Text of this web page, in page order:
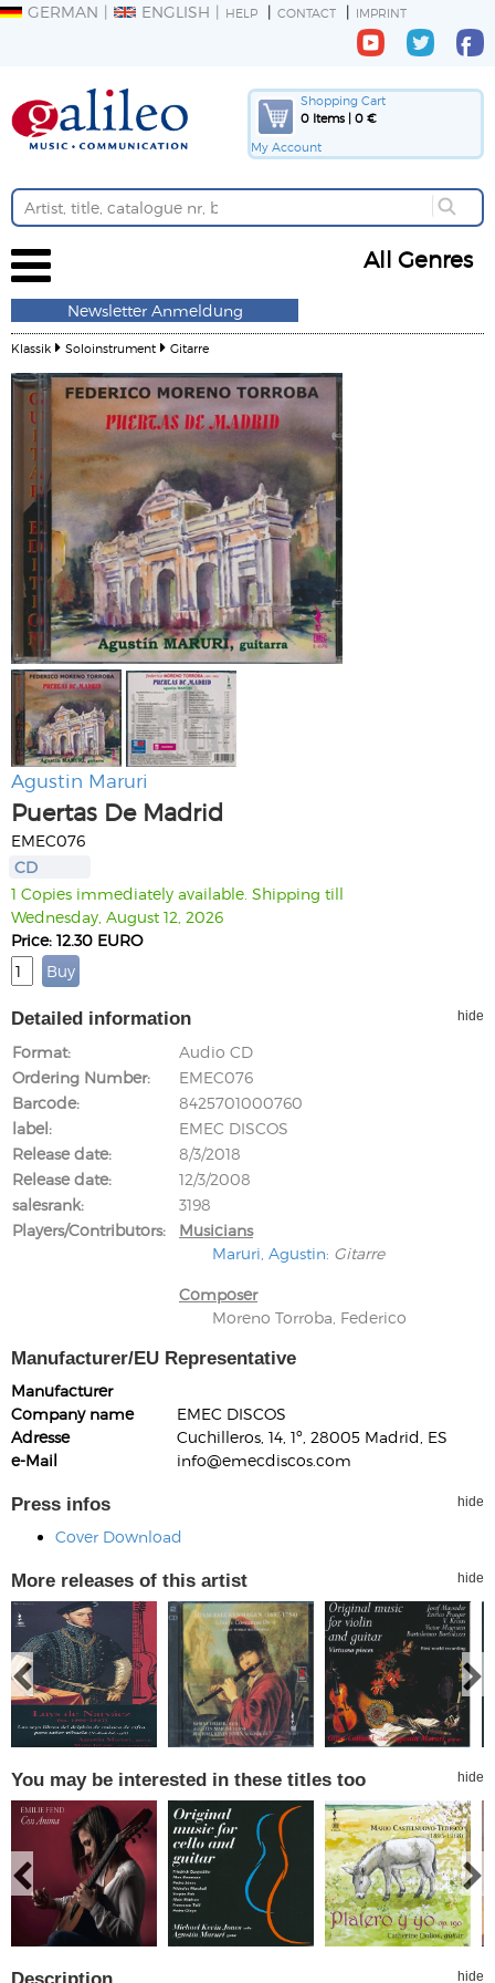
GERMAN ENGLISH HELP CONTACT IMPRINT
Shopping Cart
0 Items | 0 €
My Account
All Genres
Newsletter Anmeldung
Klassik Soloinstrument Gitarre
Agustin Maruri
Puertas De Madrid
EMEC076
CD
1 Copies immediately available. Shipping till
Wednesday, August 12, 2026
Price: 12.30 EURO
Detailed information hide
Format
Audio CD
Ordering Number
EMEC076
Barcode
8425701000760
label
EMEC DISCOS
Release date
8/3/2018
Release date
12/3/2008
salesrank
3198
Players/Contributors
Musicians
Maruri, Agustin: Gitarre
Composer
Moreno Torroba, Federico
Manufacturer/EU Representative
Manufacturer
Company name
EMEC DISCOS
Adresse
Cuchilleros, 14, 1º, 28005 Madrid, ES
e-Mail
info@emecdiscos.com
Press infos hide
Cover Download
More releases of this artist hide
You may be interested in these titles too hide
hide